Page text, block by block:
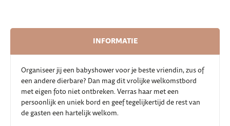
INFORMATIE
Organiseer jij een babyshower voor je beste vriendin, zus of
een andere dierbare? Dan mag dit vrolijke welkomstbord
met eigen foto niet ontbreken. Verras haar met een
persoonlijk en uniek bord en geef tegelijkertijd de rest van
de gasten een hartelijk welkom.